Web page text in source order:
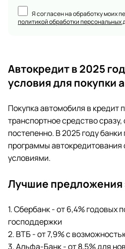
Я согласен на обработку моих
политикой обработки персональных
Автокредит в 2025
условия для покупки
Покупка автомобиля в кредит
транспортное средство сразу,
постепенно. В 2025 году
программы
условиями.
Лучшие предложения
1. Сбербанк - от 6,4% годовых
господдержки
2. ВТБ - от 7,9% с
3. Альфа-Банк - от 8,5% для